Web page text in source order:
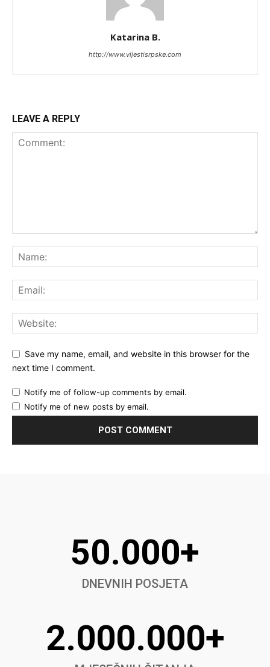
Katarina B.
http://www.vijestisrpske.com
LEAVE A REPLY
Save my name, email, and website in this browser for the
next time I comment.
Notify me of follow-up comments by email.
Notify me of new posts by email.
50.000+
DNEVNIH POSJETA
2.000.000+